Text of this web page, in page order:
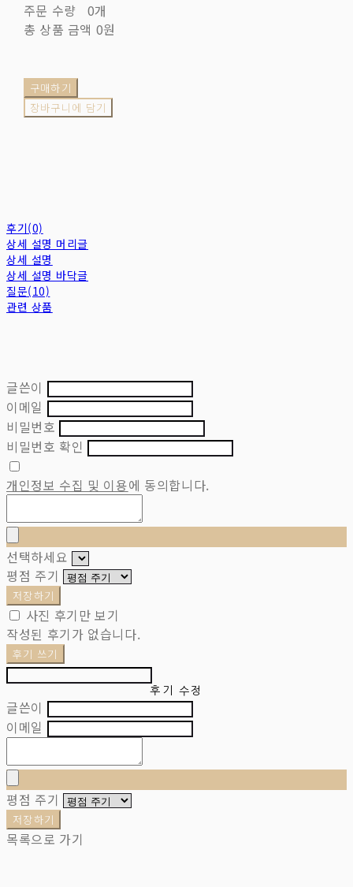
주문 수량
0개
총 상품 금액 0원
구매하기
장바구니에 담기
후기(0)
상세 설명 머리글
상세 설명
상세 설명 바닥글
질문(10)
관련 상품
글쓴이
이메일
비밀번호
비밀번호 확인
개인정보 수집 및 이용에 동의합니다.
선택하세요
평점 주기
저장하기
사진 후기만 보기
작성된 후기가 없습니다.
후기 쓰기
후기 수정
글쓴이
이메일
평점 주기
저장하기
목록으로 가기